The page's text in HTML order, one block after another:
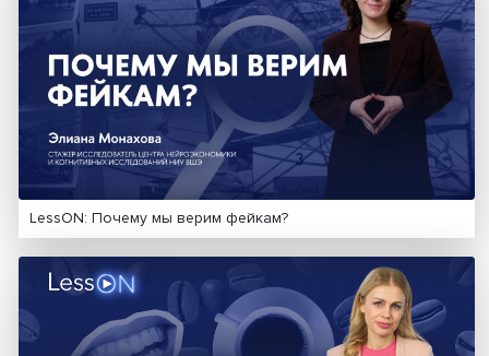
Все и никто: как появился первый компьютер и кто
придумал
Читать больше
ВИДЕОГАЛЕРЕЯ